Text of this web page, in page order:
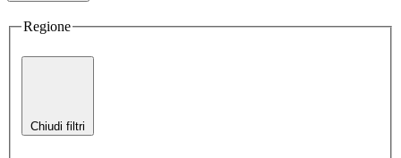
Regione
Chiudi filtri